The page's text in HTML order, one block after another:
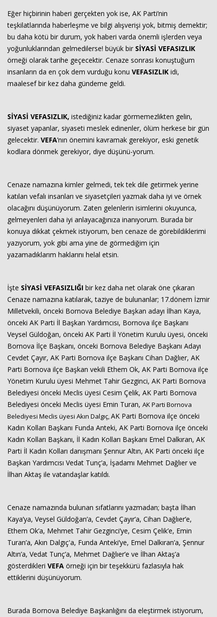
Eğer hiçbirinin haberi gerçekten yok ise, AK Parti’nin
teşkilatlarında haberleşme ve bilgi alışverişi yok, bitmiş demektir;
bu daha kötü bir durum, yok haberi varda önemli işlerden veya
yoğunluklarından gelmedilerse! büyük bir SİYASİ VEFASIZLIK
örneği olarak tarihe geçecektir. Cenaze sonrası konuştuğum
insanların da en çok dem vurduğu konu VEFASIZLIK idi,
maalesef bir kez daha gündeme geldi.
SİYASİ VEFASIZLIK, istediğiniz kadar görmemezlikten gelin,
siyaset yapanlar, siyaseti meslek edinenler, ölüm herkese bir gün
gelecektir. VEFA’nın önemini kavramak gerekiyor, eski genetik
kodlara dönmek gerekiyor, diye düşünü-yorum.
Cenaze namazına kimler gelmedi, tek tek dile getirmek yerine
katılan vefalı insanları ve siyasetçileri yazmak daha iyi ve örnek
olacağını düşünüyorum. Zaten gelenlerin isimlerini okuyunca,
gelmeyenleri daha iyi anlayacağınıza inanıyorum. Burada bir
konuya dikkat çekmek istiyorum, ben cenaze de görebildiklerimi
yazıyorum, yok gibi ama yine de görmediğim için
yazamadıklarım haklarını helal etsin.
İşte SİYASİ VEFASIZLIĞI bir kez daha net olarak öne çıkaran
Cenaze namazına katılarak, taziye de bulunanlar; 17.dönem İzmir
Milletvekili, önceki Bornova Belediye Başkan adayı İlhan Kaya,
önceki AK Parti İl Başkan Yardımcısı, Bornova ilçe Başkanı
Veysel Güldoğan, önceki AK Parti İl Yönetim Kurulu üyesi, önceki
Bornova İlçe Başkanı, önceki Bornova Belediye Başkanı Adayı
Cevdet Çayır, AK Parti Bornova ilçe Başkanı Cihan Dağlıer, AK
Parti Bornova ilçe Başkan vekili Ethem Ok, AK Parti Bornova ilçe
Yönetim Kurulu üyesi Mehmet Tahir Gezginci, AK Parti Bornova
Belediyesi önceki Meclis üyesi Cesim Çelik, AK Parti Bornova
Belediyesi önceki Meclis üyesi Emin Turan, AK Parti Bornova
Belediyesi Meclis üyesi Akın Dalgıç,AK Parti Bornova ilçe önceki
Kadın Kolları Başkanı Funda Anteki, AK Parti Bornova ilçe önceki
Kadın Kolları Başkanı, İl Kadın Kolları Başkanı Emel Dalkıran, AK
Parti İl Kadın Kolları danışmanı Şennur Altın, AK Parti önceki ilçe
Başkan Yardımcısı Vedat Tunç’a, İşadamı Mehmet Dağlıer ve
İlhan Aktaş ile vatandaşlar katıldı.
Cenaze namazında bulunan sıfatlarını yazmadan; başta İlhan
Kaya’ya, Veysel Güldoğan’a, Cevdet Çayır’a, Cihan Dağlıer’e,
Ethem Ok’a, Mehmet Tahir Gezginci’ye, Cesim Çelik’e, Emin
Turan’a, Akın Dalgıç'a, Funda Anteki’ye, Emel Dalkıran’a, Şennur
Altın’a, Vedat Tunç’a, Mehmet Dağlıer’e ve İlhan Aktaş’a
gösterdikleri VEFA örneği için bir teşekkürü fazlasıyla hak
ettiklerini düşünüyorum.
Burada Bornova Belediye Başkanlığını da eleştirmek istiyorum,